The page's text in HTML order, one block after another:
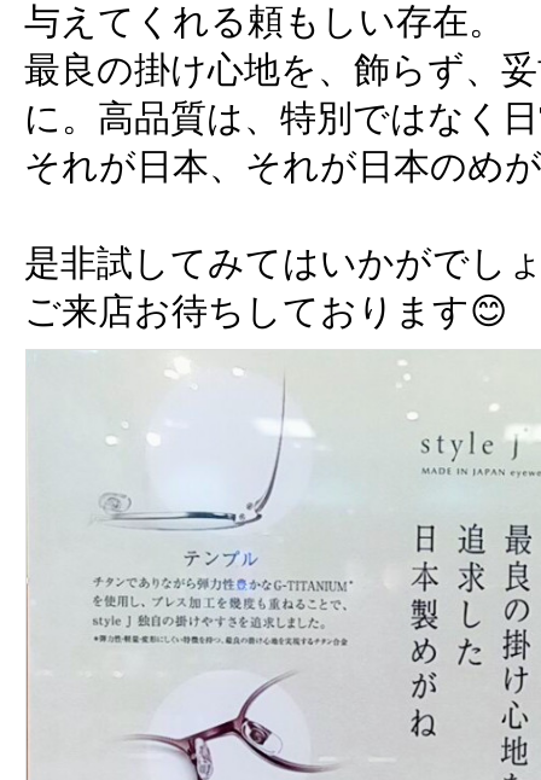
与えてくれる頼もしい存在。
最良の掛け心地を、飾らず、
に。高品質は、特別ではなく
それが日本、それが日本のめ
是非試してみてはいかがでし
ご来店お待ちしております😊